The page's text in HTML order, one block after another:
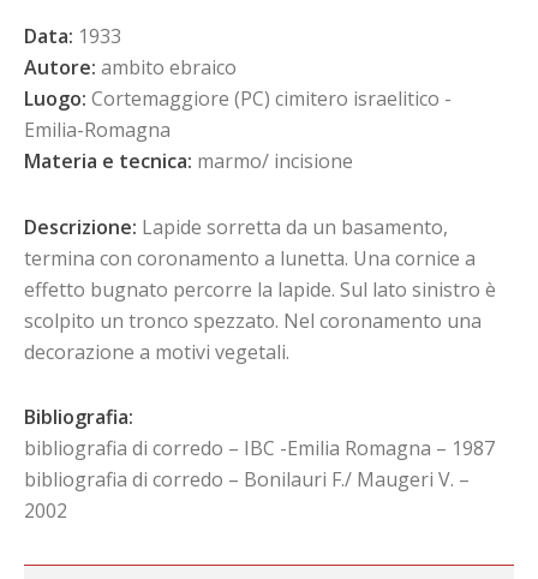
Data: 1933
Autore: ambito ebraico
Luogo: Cortemaggiore (PC) cimitero israelitico -
Emilia-Romagna
Materia e tecnica: marmo/ incisione
Descrizione: Lapide sorretta da un basamento,
termina con coronamento a lunetta. Una cornice a
effetto bugnato percorre la lapide. Sul lato sinistro è
scolpito un tronco spezzato. Nel coronamento una
decorazione a motivi vegetali.
Bibliografia:
bibliografia di corredo – IBC -Emilia Romagna – 1987
bibliografia di corredo – Bonilauri F./ Maugeri V. –
2002